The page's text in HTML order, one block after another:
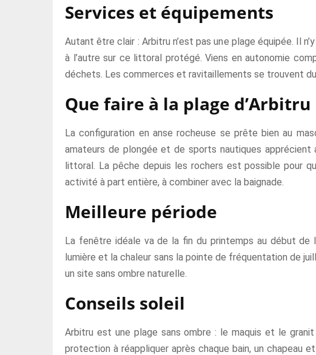
Services et équipements
Autant être clair : Arbitru n’est pas une plage équipée. Il
à l’autre sur ce littoral protégé. Viens en autonomie
déchets. Les commerces et ravitaillements se trouvent
Que faire à la plage d’Arbitru
La configuration en anse rocheuse se prête bien au
amateurs de plongée et de sports nautiques
littoral. La pêche depuis les rochers est possible pour
activité à part entière, à combiner avec la baignade.
Meilleure période
La fenêtre idéale va de la fin du printemps au début de
lumière et la chaleur sans la pointe de fréquentation de
un site sans ombre naturelle.
Conseils soleil
Arbitru est une plage sans ombre : le maquis et le
protection à réappliquer après chaque bain, un chapeau